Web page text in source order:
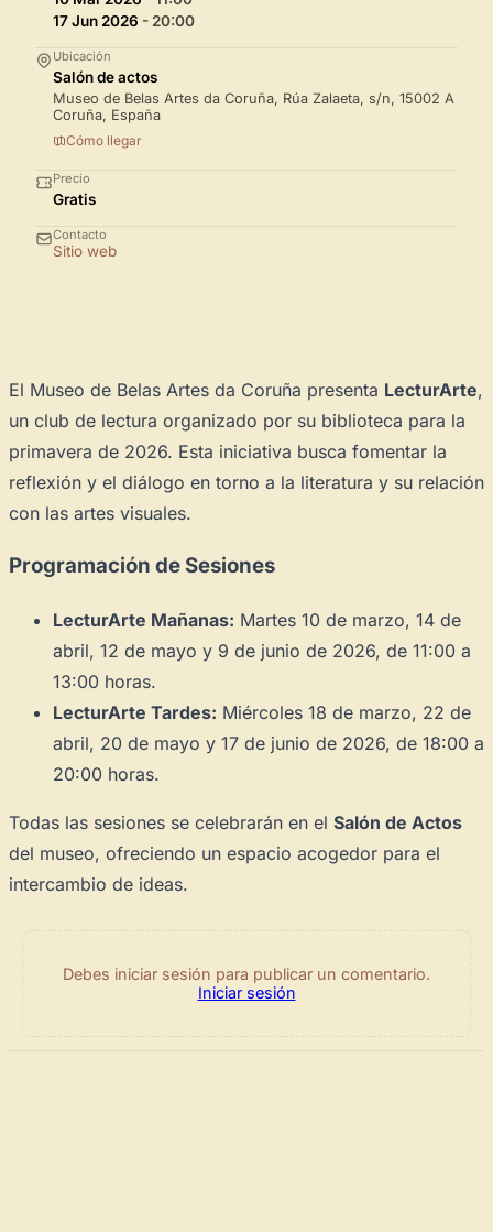
17 Jun 2026 - 20:00
Ubicación
Salón de actos
Museo de Belas Artes da Coruña, Rúa Zalaeta, s/n, 15002 A
Coruña, España
Cómo llegar
Precio
Gratis
Contacto
Sitio web
El Museo de Belas Artes da Coruña presenta LecturArte,
un club de lectura organizado por su biblioteca para la
primavera de 2026. Esta iniciativa busca fomentar la
reflexión y el diálogo en torno a la literatura y su relación
con las artes visuales.
Programación de Sesiones
LecturArte Mañanas: Martes 10 de marzo, 14 de
abril, 12 de mayo y 9 de junio de 2026, de 11:00 a
13:00 horas.
LecturArte Tardes: Miércoles 18 de marzo, 22 de
abril, 20 de mayo y 17 de junio de 2026, de 18:00 a
20:00 horas.
Todas las sesiones se celebrarán en el Salón de Actos
del museo, ofreciendo un espacio acogedor para el
intercambio de ideas.
Debes iniciar sesión para publicar un comentario.
Iniciar sesión